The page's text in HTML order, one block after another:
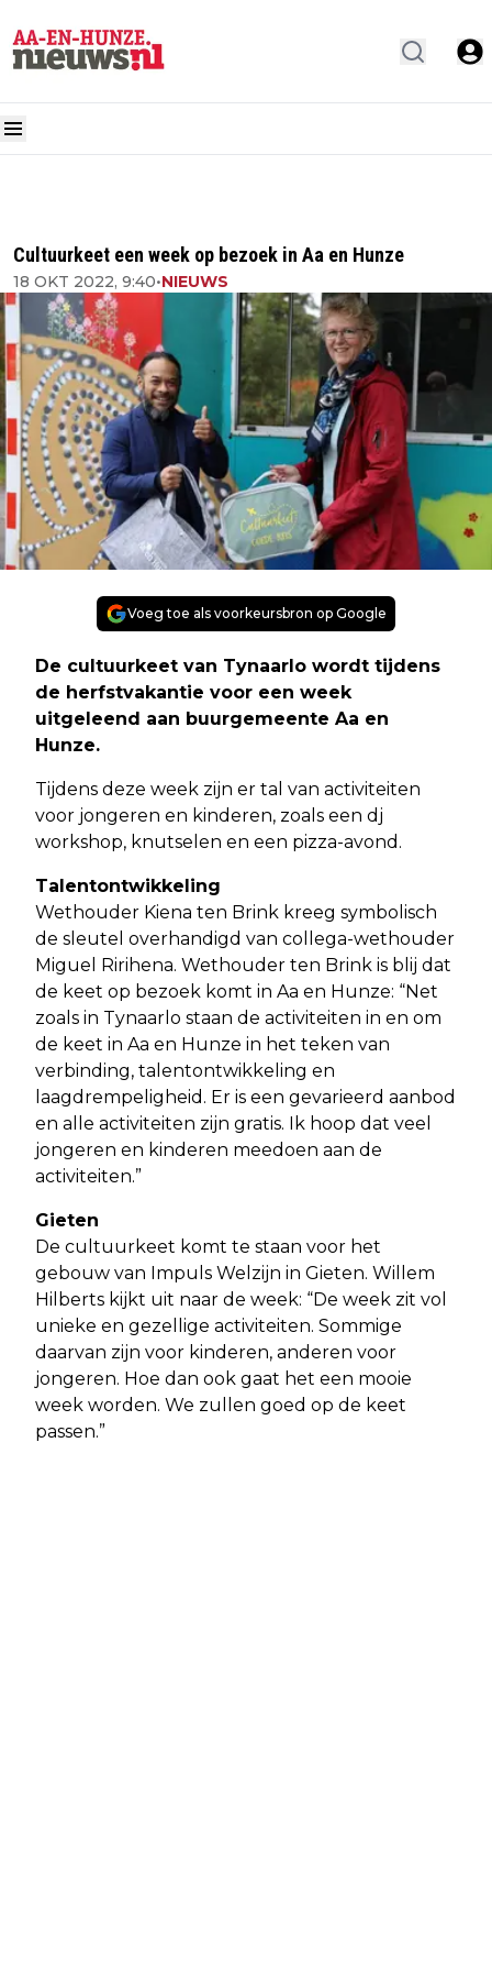
Cultuurkeet een week op bezoek in Aa en Hunze
18 OKT 2022, 9:40•NIEUWS
Voeg toe als voorkeursbron op Google
De cultuurkeet van Tynaarlo wordt tijdens
de herfstvakantie voor een week
uitgeleend aan buurgemeente Aa en
Hunze.
Tijdens deze week zijn er tal van activiteiten
voor jongeren en kinderen, zoals een dj
workshop, knutselen en een pizza-avond.
Talentontwikkeling
Wethouder Kiena ten Brink kreeg symbolisch
de sleutel overhandigd van collega-wethouder
Miguel Ririhena. Wethouder ten Brink is blij dat
de keet op bezoek komt in Aa en Hunze: “Net
zoals in Tynaarlo staan de activiteiten in en om
de keet in Aa en Hunze in het teken van
verbinding, talentontwikkeling en
laagdrempeligheid. Er is een gevarieerd aanbod
en alle activiteiten zijn gratis. Ik hoop dat veel
jongeren en kinderen meedoen aan de
activiteiten.”
Gieten
De cultuurkeet komt te staan voor het
gebouw van Impuls Welzijn in Gieten. Willem
Hilberts kijkt uit naar de week: “De week zit vol
unieke en gezellige activiteiten. Sommige
daarvan zijn voor kinderen, anderen voor
jongeren. Hoe dan ook gaat het een mooie
week worden. We zullen goed op de keet
passen.”